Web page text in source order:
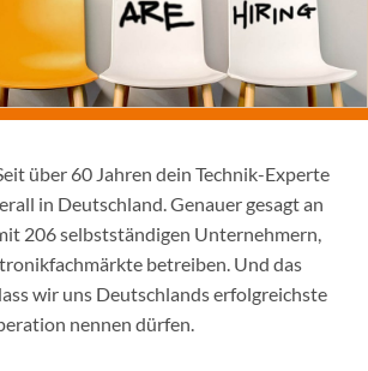
über 60 Jahren dein Technik-Experte
in Deutschland. Genauer gesagt an
206 selbstständigen Unternehmern,
betreiben. Und das
wir uns Deutschlands erfolgreichste
nennen dürfen.